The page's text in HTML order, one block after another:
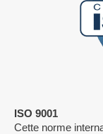
ISO 9001
Cette norme